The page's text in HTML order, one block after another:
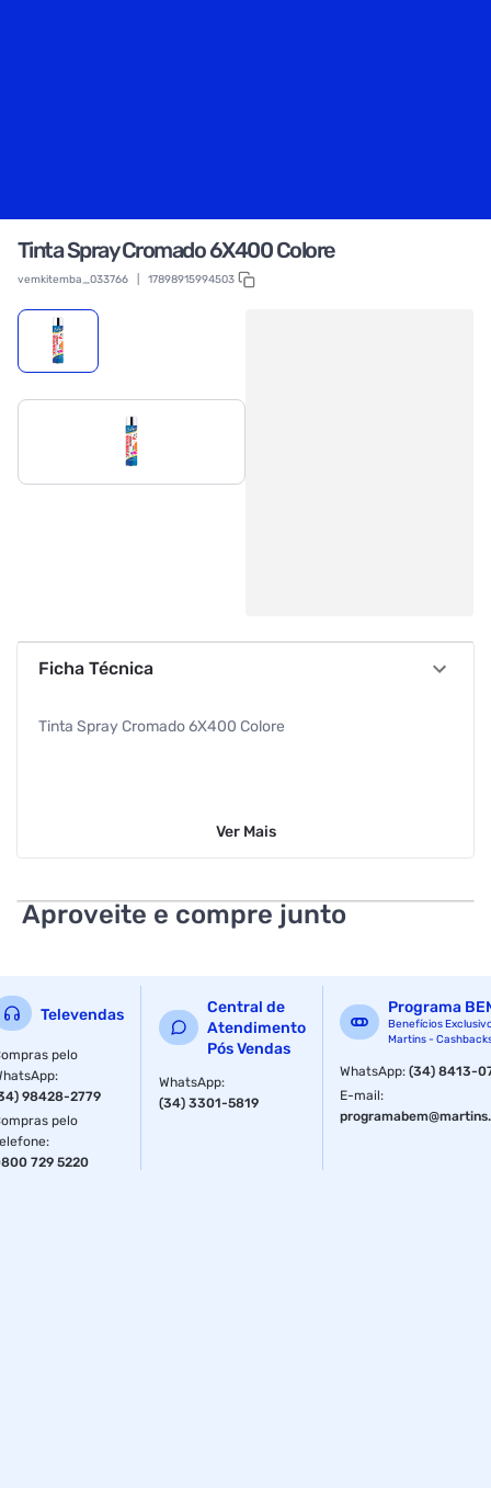
Tinta Spray Cromado 6X400 Colore
vemkitemba_033766 17898915994503
Ficha Técnica
Tinta Spray Cromado 6X400 Colore
Ver Mais
Aproveite e compre junto
Televendas
pelo
:
98428-2779
pelo
:
729 5220
Central de
Atendimento
Pós Vendas
WhatsApp:
(34) 3301-5819
Programa
Benefícios
Martins -
WhatsApp:(34) 8413-
E-mail: